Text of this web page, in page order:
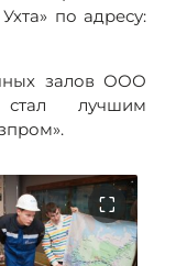
по адресу:
залов ООО
стал лучшим